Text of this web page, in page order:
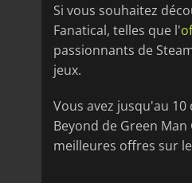
Si vous souhaitez
Fanatical, telles que l'
passionnants de
jeux.
Vous avez jusqu'au
Beyond de Green
meilleures offres sur